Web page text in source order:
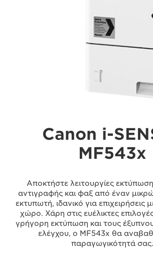
Canon i-
MF543x
Αποκτήστε λειτουργίες
αντιγραφής και φαξ από έναν
εκτυπωτή, ιδανικό για επιχειρήσεις
χώρο. Χάρη στις ευέλικτες
γρήγορη εκτύπωση και τους
ελέγχου, ο MF543x θα
παραγωγικότητά σας.